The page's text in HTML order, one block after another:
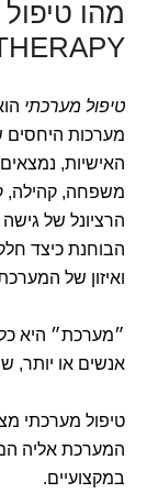
טיפול מערכתי
מערכות היחסים
האישיות,
משפחה, קהילה,
הרציונל של
הבוחנת כיצד
ואיזון של
״מערכת״ היא
אנשים או יותר,
טיפול מערכתי
המערכת אליה הם
במקצועיים.